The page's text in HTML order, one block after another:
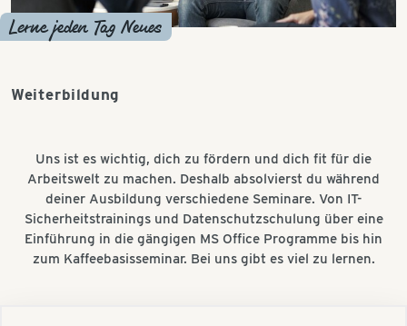
Lerne jeden Tag Neues
Weiterbildung
Uns ist es wichtig, dich zu fördern und dich fit für die
Arbeitswelt zu machen. Deshalb absolvierst du während
deiner Ausbildung verschiedene Seminare. Von IT-
Sicherheitstrainings und Datenschutzschulung über eine
Einführung in die gängigen MS Office Programme bis hin
zum Kaffeebasisseminar. Bei uns gibt es viel zu lernen.